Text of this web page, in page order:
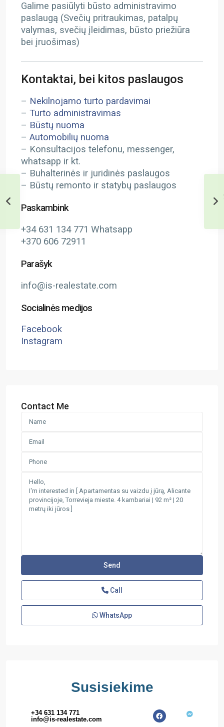
Galime pasiūlyti būsto administravimo
paslaugą (Svečių pritraukimas, patalpų
valymas, svečių įleidimas, būsto priežiūra
bei įruošimas)
Kontaktai, bei kitos paslaugos
– Nekilnojamo turto pardavimai
– Turto administravimas
– Būstų nuoma
– Automobilių nuoma
– Konsultacijos telefonu, messenger,
whatsapp ir kt.
– Buhalterinės ir juridinės paslaugos
– Būstų remonto ir statybų paslaugos
Paskambink
+34 631 134 771 Whatsapp
+370 606 72911
Parašyk
info@is-realestate.com
Socialinės medijos
Facebook
Instagram
Contact Me
Call
WhatsApp
Susisiekime
+34 631 134 771
info@is-realestate.com